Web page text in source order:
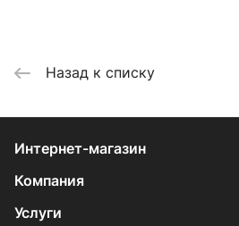
Назад к списку
Интернет-магазин
Компания
Услуги